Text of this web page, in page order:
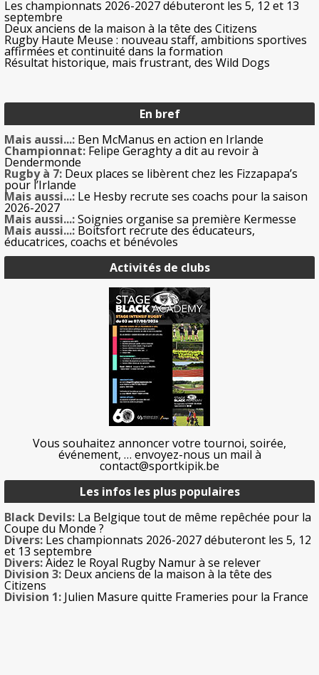
Les championnats 2026-2027 débuteront les 5, 12 et 13
septembre
Deux anciens de la maison à la tête des Citizens
Rugby Haute Meuse : nouveau staff, ambitions sportives
affirmées et continuité dans la formation
Résultat historique, mais frustrant, des Wild Dogs
En bref
Mais aussi...: Ben McManus en action en Irlande
Championnat: Felipe Geraghty a dit au revoir à
Dendermonde
Rugby à 7: Deux places se libèrent chez les Fizzapapa’s
pour l’Irlande
Mais aussi...: Le Hesby recrute ses coachs pour la saison
2026-2027
Mais aussi...:Soignies organise sa première Kermesse
Mais aussi...: Boitsfort recrute des éducateurs,
éducatrices, coachs et bénévoles
Activités de clubs
Vous souhaitez annoncer votre tournoi, soirée,
événement, … envoyez-nous un mail à
contact@sportkipik.be
Les infos les plus populaires
Black Devils: La Belgique tout de même repêchée pour la
Coupe du Monde ?
Divers: Les championnats 2026-2027 débuteront les 5, 12
et 13 septembre
Divers:Aidez le Royal Rugby Namur à se relever
Division 3: Deux anciens de la maison à la tête des
Citizens
Division 1: Julien Masure quitte Frameries pour la France